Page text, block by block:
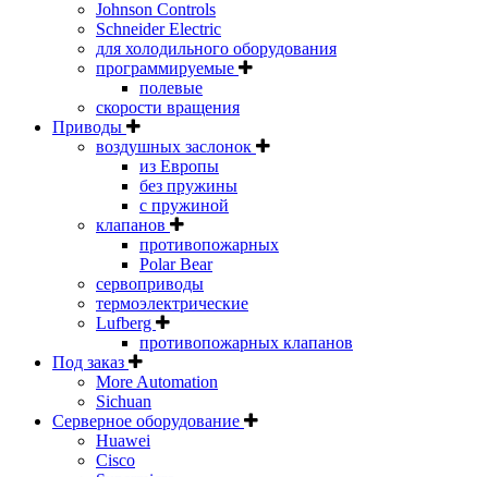
Johnson Controls
Schneider Electric
для холодильного оборудования
программируемые
полевые
скорости вращения
Приводы
воздушных заслонок
из Европы
без пружины
с пружиной
клапанов
противопожарных
Polar Bear
сервоприводы
термоэлектрические
Lufberg
противопожарных клапанов
Под заказ
More Automation
Sichuan
Серверное оборудование
Huawei
Cisco